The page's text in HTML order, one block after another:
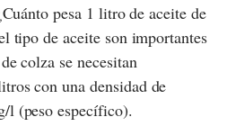
pesa 1 litro de aceite de
tipo de aceite son importantes
colza se necesitan
con una densidad de
l (peso específico).